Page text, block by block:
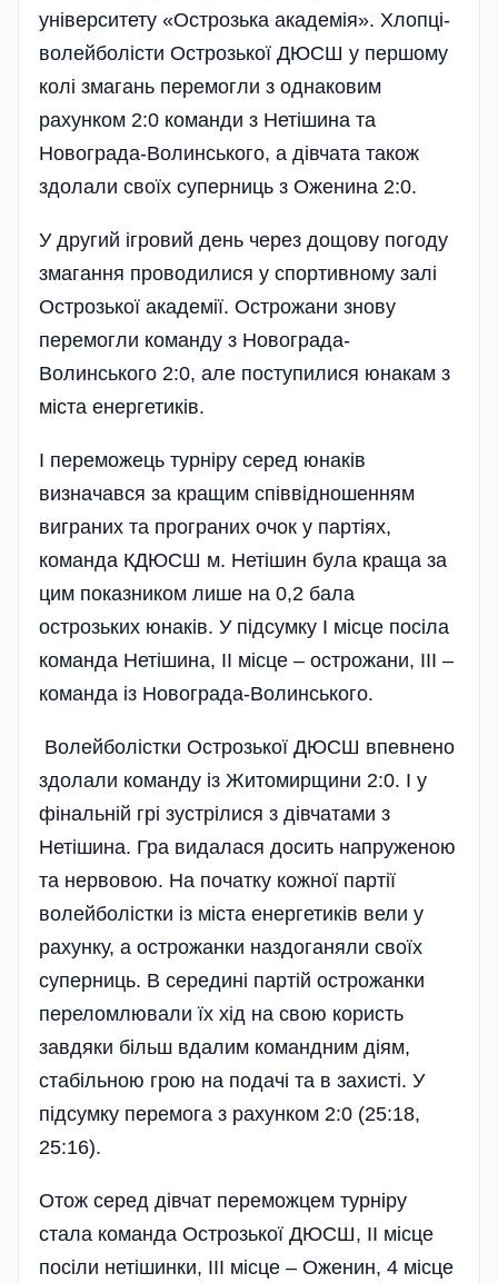
університету «Острозька академія». Хлопці-
волейболісти Острозької ДЮСШ у першому
колі змагань перемогли з однаковим
рахунком 2:0 команди з Нетішина та
Новограда-Волинського, а дівчата­ також
здолали своїх суперниць з Оженина 2:0.
У другий ігровий день через дощову погоду
змагання проводилися у спортивному залі
Острозької академії. Острожани знову
перемогли команду з Новограда-
Волинського 2:0, але поступилися юнакам з
міста енергетиків.
І переможець турніру серед юнаків
визначався за кращим співвідношенням
виграних та програних очок у партіях,
команда КДЮСШ м. Нетішин була краща за
цим показником лише на 0,2 бала
острозьких юнаків. У підсумку І місце посіла
команда Нетішина, ІІ місце – острожани, ІІІ –
команда із Новограда-Волинського.
Волейболістки Острозької ДЮСШ впевнено
здолали команду із Житомирщини 2:0. І у
фінальній грі зустрілися з дівчатами з
Нетішина. Гра видалася досить напруженою
та нервовою. На початку кожної партії
волейболістки із міста енергетиків вели у
рахунку, а острожанки наздоганяли своїх
суперниць. В середині партій острожанки
переломлювали їх хід на свою користь
завдяки більш вдалим командним діям,
стабі­льною грою на подачі та в захисті. У
підсумку перемога з рахунком 2:0 (25:18,
25:16).
Отож серед дівчат переможцем турніру
стала команда Острозької ДЮСШ, ІІ місце
посіли нетішинки, ІІІ місце – Оженин, 4 місце